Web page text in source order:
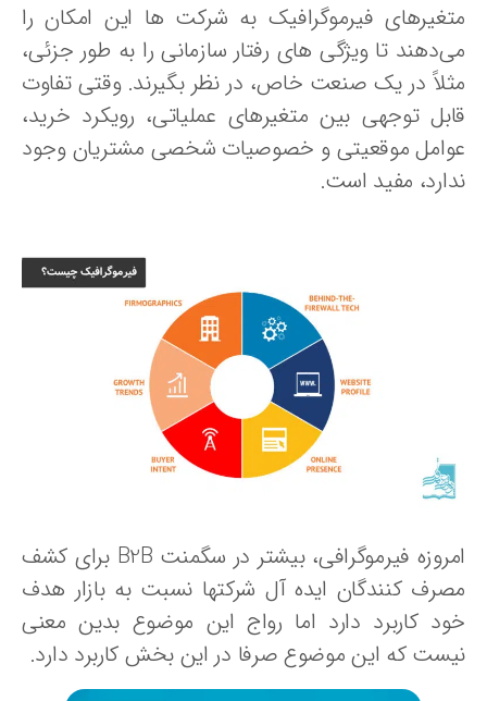
فیرموگرافیک به شرکت ها این امکان را
تا ویژگی های رفتار سازمانی را به طور جزئی،
در یک صنعت خاص، در نظر بگیرند. وقتی تفاوت
توجهی بین متغیرهای عملیاتی، رویکرد خرید،
موقعیتی و خصوصیات شخصی مشتریان وجود
مفید است.
امروزه فیرموگرافی، بیشتر در سگمنت B2B برای کشف
کنندگان ایده آل شرکتها نسبت به بازار هدف
کاربرد دارد اما رواج این موضوع بدین معنی
که این موضوع صرفا در این بخش کاربرد دارد.